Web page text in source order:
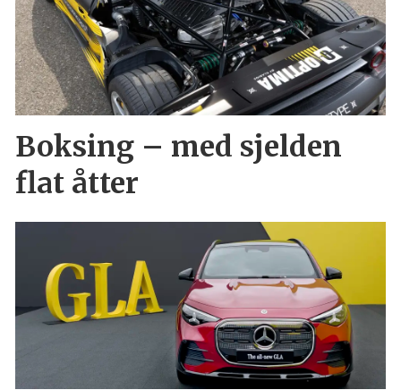
Boksing – med sjelden
flat åtter